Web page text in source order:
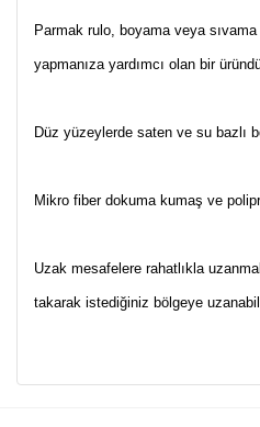
Parmak rulo, boyama veya
yapmanıza yardımcı olan bir
Düz yüzeylerde saten ve su bazlı
Mikro fiber dokuma kumaş ve
Uzak mesafelere rahatlıkla
takarak istediğiniz bölgeye